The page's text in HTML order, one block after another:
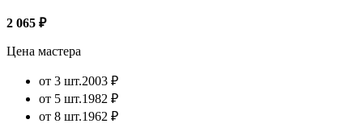
2 065 ₽
Цена мастера
от 3 шт.2003 ₽
от 5 шт.1982 ₽
от 8 шт.1962 ₽